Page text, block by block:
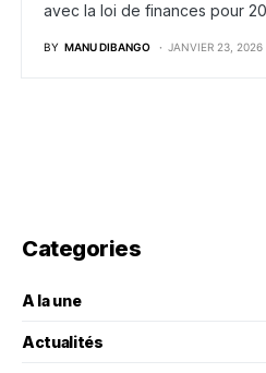
avec la loi de finances pour
BY MANU DIBANGO JANVIER 23, 2026
Categories
A la une
Actualités